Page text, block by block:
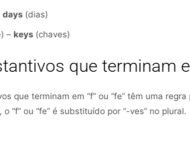
days (dias)
– keys (chaves)
que terminam
que terminam em “f” ou “fe” têm uma
“f” ou “fe” é substituído por “-ves” no plural.